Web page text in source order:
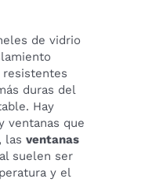
de vidrio
duras del
Hay
ventanas que
lasventanas
suelen ser
y el